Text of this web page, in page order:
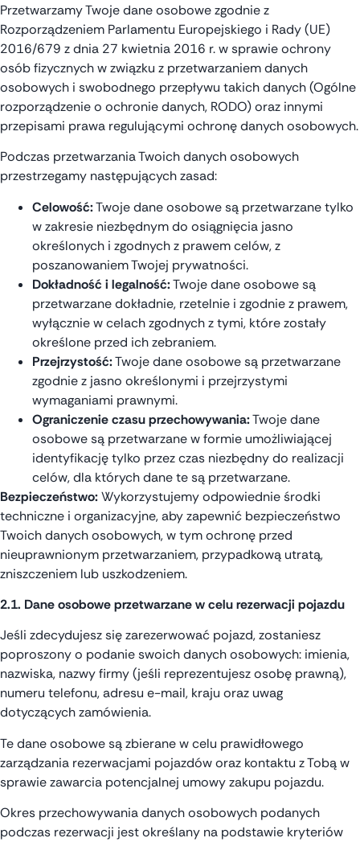
Przetwarzamy Twoje dane osobowe zgodnie z
Rozporządzeniem Parlamentu Europejskiego i Rady (UE)
2016/679 z dnia 27 kwietnia 2016 r. w sprawie ochrony
osób fizycznych w związku z przetwarzaniem danych
osobowych i swobodnego przepływu takich danych (Ogólne
rozporządzenie o ochronie danych, RODO) oraz innymi
przepisami prawa regulującymi ochronę danych osobowych.
Podczas przetwarzania Twoich danych osobowych
przestrzegamy następujących zasad:
Celowość:Twoje dane osobowe są przetwarzane tylko
w zakresie niezbędnym do osiągnięcia jasno
określonych i zgodnych z prawem celów, z
poszanowaniem Twojej prywatności.
Dokładność i legalność:Twoje dane osobowe są
przetwarzane dokładnie, rzetelnie i zgodnie z prawem,
wyłącznie w celach zgodnych z tymi, które zostały
określone przed ich zebraniem.
Przejrzystość:Twoje dane osobowe są przetwarzane
zgodnie z jasno określonymi i przejrzystymi
wymaganiami prawnymi.
Ograniczenie czasu przechowywania:Twoje dane
osobowe są przetwarzane w formie umożliwiającej
identyfikację tylko przez czas niezbędny do realizacji
celów, dla których dane te są przetwarzane.
Bezpieczeństwo:Wykorzystujemy odpowiednie środki
techniczne i organizacyjne, aby zapewnić bezpieczeństwo
Twoich danych osobowych, w tym ochronę przed
nieuprawnionym przetwarzaniem, przypadkową utratą,
zniszczeniem lub uszkodzeniem.
2.1. Dane osobowe przetwarzane w celu rezerwacji pojazdu
Jeśli zdecydujesz się zarezerwować pojazd, zostaniesz
poproszony o podanie swoich danych osobowych: imienia,
nazwiska, nazwy firmy (jeśli reprezentujesz osobę prawną),
numeru telefonu, adresu e-mail, kraju oraz uwag
dotyczących zamówienia.
Te dane osobowe są zbierane w celu prawidłowego
zarządzania rezerwacjami pojazdów oraz kontaktu z Tobą w
sprawie zawarcia potencjalnej umowy zakupu pojazdu.
Okres przechowywania danych osobowych podanych
podczas rezerwacji jest określany na podstawie kryteriów